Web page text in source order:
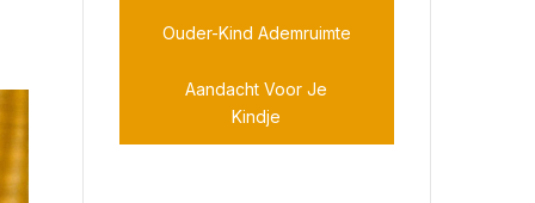
Ouder-Kind Ademruimte
Aandacht Voor Je
Kindje